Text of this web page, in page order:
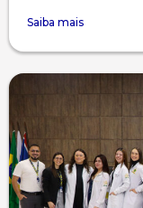
Saiba mais